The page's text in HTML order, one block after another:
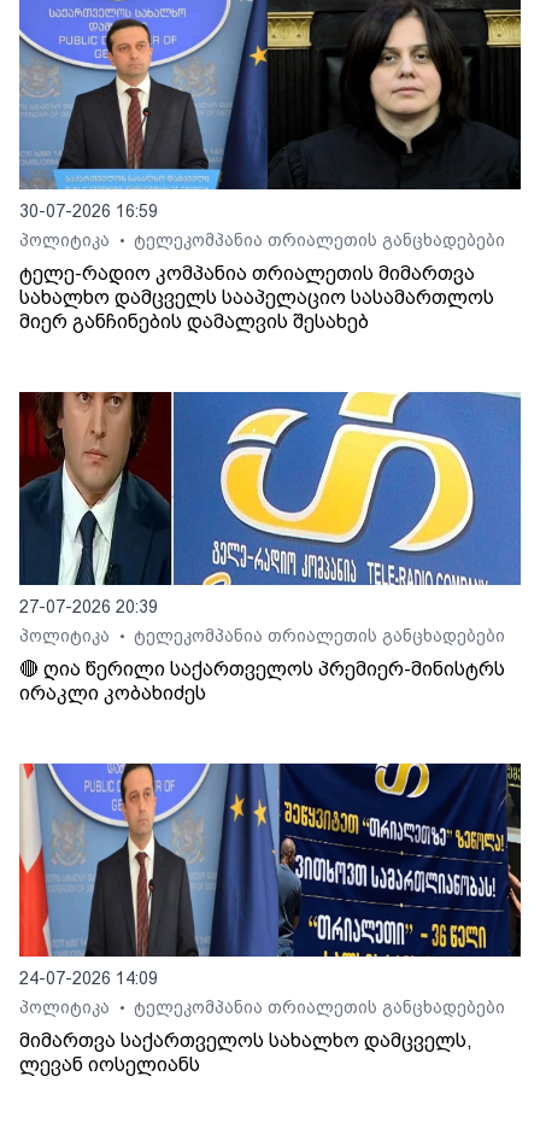
30-07-2026 16:59
პოლიტიკა
• ტელეკომპანია თრიალეთის განცხადებები
ტელე-რადიო კომპანია თრიალეთის მიმართვა
სახალხო დამცველს სააპელაციო სასამართლოს
მიერ განჩინების დამალვის შესახებ
27-07-2026 20:39
პოლიტიკა
• ტელეკომპანია თრიალეთის განცხადებები
🔴 ღია წერილი საქართველოს პრემიერ-მინისტრს
ირაკლი კობახიძეს
24-07-2026 14:09
პოლიტიკა
• ტელეკომპანია თრიალეთის განცხადებები
მიმართვა საქართველოს სახალხო დამცველს,
ლევან იოსელიანს